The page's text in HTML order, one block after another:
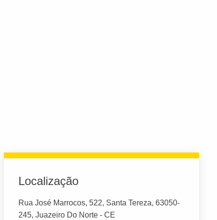
Localização
Rua José Marrocos, 522, Santa Tereza, 63050-
245, Juazeiro Do Norte - CE